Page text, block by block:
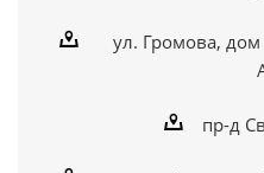
ул. Громова,
пр-д